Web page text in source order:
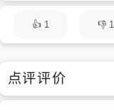
1 1
点评评价